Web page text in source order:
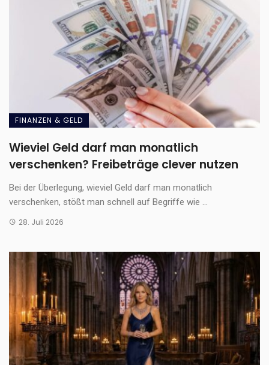
FINANZEN & GELD
Wieviel Geld darf man monatlich
verschenken? Freibeträge clever nutzen
Bei der Überlegung, wieviel Geld darf man monatlich
verschenken, stößt man schnell auf Begriffe wie ...
28. Juli 2026